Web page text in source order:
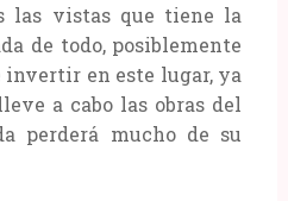
las vistas que tiene la
de todo, posiblemente
invertir en este lugar, ya
a cabo las obras del
perderá mucho de su